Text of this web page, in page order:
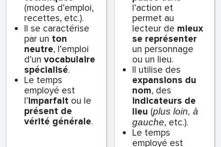
(modes d’emploi,
recettes, etc.).
Il se caractérise
par un ton
neutre, l’emploi
d’un vocabulaire
spécialisé.
Le temps
employé est
l’imparfait ou le
présent de
vérité générale.
l’action et
permet au
lecteur de mieux
se représenter
un personnage
ou un lieu.
Il utilise des
expansions du
nom, des
indicateurs de
lieu (plus loin, à
gauche, etc.).
Le temps
employé est